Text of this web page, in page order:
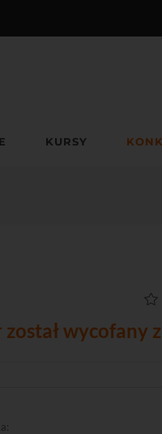
KURSY
został wycofany